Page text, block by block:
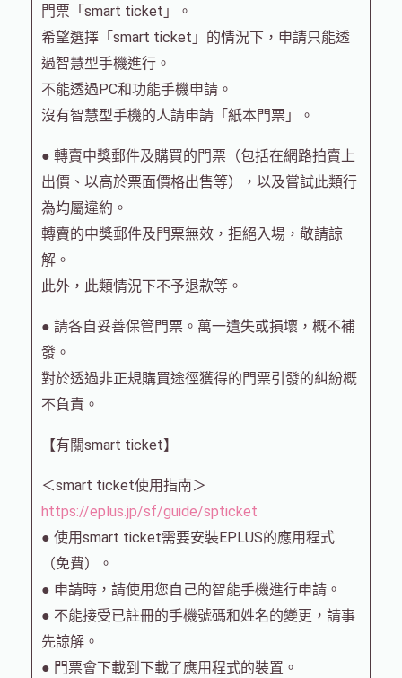
門票「smart ticket」。
希望選擇「smart ticket」的情況下，申請只能透
過智慧型手機進行。
不能透過PC和功能手機申請。
沒有智慧型手機的人請申請「紙本門票」。
● 轉賣中獎郵件及購買的門票（包括在網路拍賣上
出價、以高於票面價格出售等），以及嘗試此類行
為均屬違約。
轉賣的中獎郵件及門票無效，拒絕入場，敬請諒
解。
此外，此類情況下不予退款等。
● 請各自妥善保管門票。萬一遺失或損壞，概不補
發。
對於透過非正規購買途徑獲得的門票引發的糾紛概
不負責。
【有關smart ticket】
＜smart ticket使用指南＞
https://eplus.jp/sf/guide/spticket
● 使用smart ticket需要安裝EPLUS的應用程式
（免費）。
● 申請時，請使用您自己的智能手機進行申請。
● 不能接受已註冊的手機號碼和姓名的變更，請事
先諒解。
● 門票會下載到下載了應用程式的裝置。